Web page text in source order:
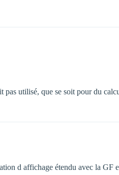
pas utilisé, que se soit pour du
d affichage étendu avec la GF